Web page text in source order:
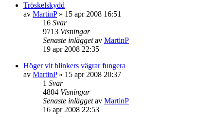
Tröskelskydd
av MartinP» 15 apr 2008 16:51
16 Svar
9713 Visningar
Senaste inläggetav MartinP
19 apr 2008 22:35
Höger vit blinkers vägrar fungera
av MartinP» 15 apr 2008 20:37
1 Svar
4804 Visningar
Senaste inläggetav MartinP
16 apr 2008 22:53